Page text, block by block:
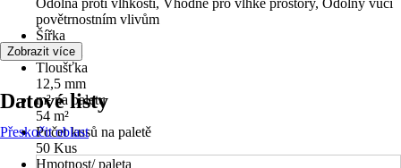
Odolná proti vlhkosti, Vhodné pro vlhké prostory, Odolný vůči
povětrnostním vlivům
Šířka
900 mm
Tloušťka
12,5 mm
m² na paletu
54 m²
Počet kusů na paletě
50 Kus
Hmotnost/ paleta
Zobrazit více
Datové listy
Přeskočit oblast